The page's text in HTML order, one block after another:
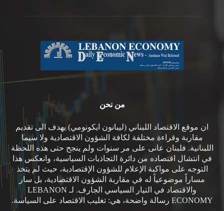
من نحن
ان موقع الاقتصاد اللبناني (ليبانون ايكونومي) يهدف الى تقديم
مقاربة وقراءة مختلفة لكافة الشؤون الاقتصادية ولا سيما
اللبنانية. فلبنان عانى على مر سنوات ولم ينجح حتى هذه اللحظة
في انتشال اقتصاده من دائرة التجاذبات السياسية، وانعكس هذا
التوجه على مواكبة الإعلام للشؤون الإقتصادية، حيث لم يتخذ
مساراً موضوعياً له في مقاربة الشؤون الاقتصادية، بل سار
والاقتصاد في التيار السياسي الجارف. لـ LEBANON
ECONOMY رسالة واضحة، هي: تغليب الاقتصاد على السياسة.